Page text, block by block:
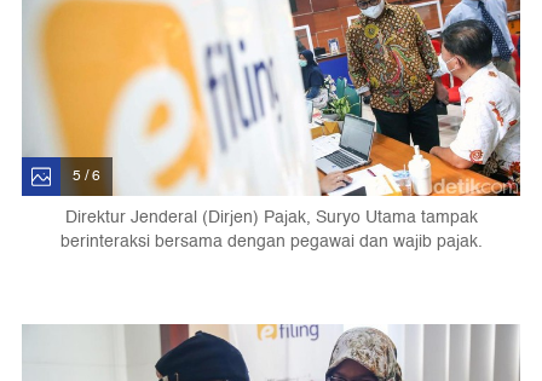
5 / 6
Direktur Jenderal (Dirjen) Pajak, Suryo Utama tampak
berinteraksi bersama dengan pegawai dan wajib pajak.